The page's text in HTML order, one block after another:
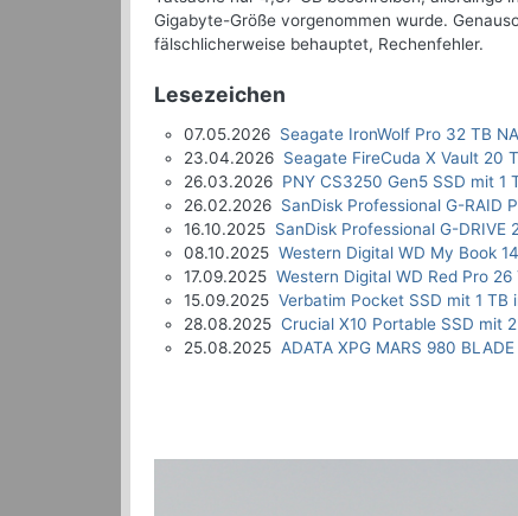
Gigabyte-Größe vorgenommen wurde.
fälschlicherweise behauptet, Rechenfehler.
Lesezeichen
07.05.2026 Seagate IronWolf Pro 32 TB
23.04.2026 Seagate FireCuda X Vault 20
26.03.2026 PNY CS3250 Gen5 SSD mit 1
26.02.2026 SanDisk Professional G-RAID
16.10.2025 SanDisk Professional G-DRIVE
08.10.2025 Western Digital WD My Book
17.09.2025 Western Digital WD Red Pro 26
15.09.2025 Verbatim Pocket SSD mit 1 TB
28.08.2025 Crucial X10 Portable SSD mit
25.08.2025 ADATA XPG MARS 980